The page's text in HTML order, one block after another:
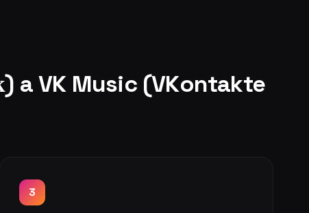
a VK Music (VKontakte
3